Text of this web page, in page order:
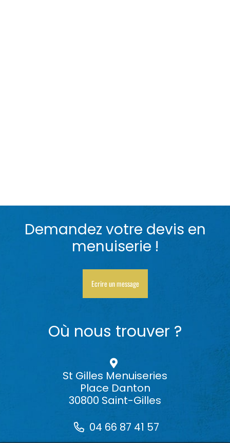
Demandez votre devis en
menuiserie !
Ecrire un message
Où nous trouver ?
St Gilles Menuiseries
Place Danton
30800 Saint-Gilles
04 66 87 41 57